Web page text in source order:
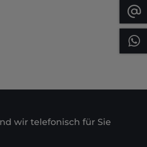
wir telefonisch für Sie